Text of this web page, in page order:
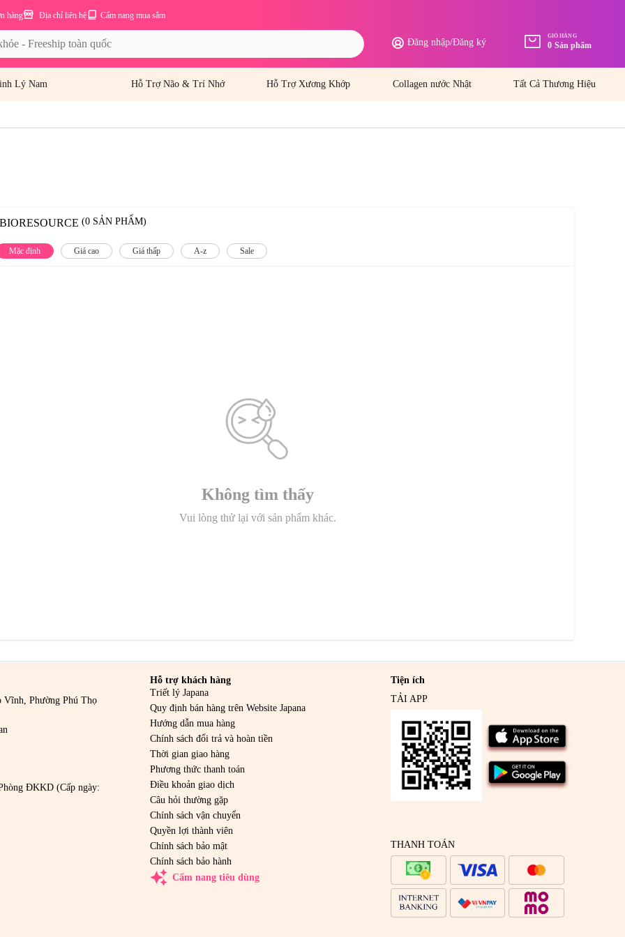
Cẩm nang mua sắm
Địa chỉ liên hệ
hàng
Đăng nhập/Đăng ký
GIỎ HÀNG
0 Sản phẩm
Lý Nam Hỗ Trợ Não & Trí Nhớ Hỗ Trợ Xương Khớp Collagen nước Nhật Tất Cả Thương Hiệu
(0 SẢN PHẨM)
Mặc định Giá cao Giá thấp A-z Sale
Không tìm thấy
Vui lòng thử lại với sản phẩm khác.
Vĩnh, Phường Phú Thọ
ĐKKD (Cấp ngày:
Hỗ trợ khách hàng
Triết lý Japana
Quy định bán hàng trên Website Japana
Hướng dẫn mua hàng
Chính sách đổi trả và hoàn tiền
Thời gian giao hàng
Phương thức thanh toán
Điều khoản giao dịch
Câu hỏi thường gặp
Chính sách vận chuyển
Quyền lợi thành viên
Chính sách bảo mật
Chính sách bảo hành
auto_awesome Cẩm nang tiêu dùng
Tiện ích
TẢI APP
THANH TOÁN